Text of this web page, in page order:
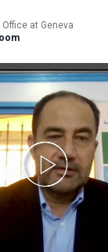
at Geneva